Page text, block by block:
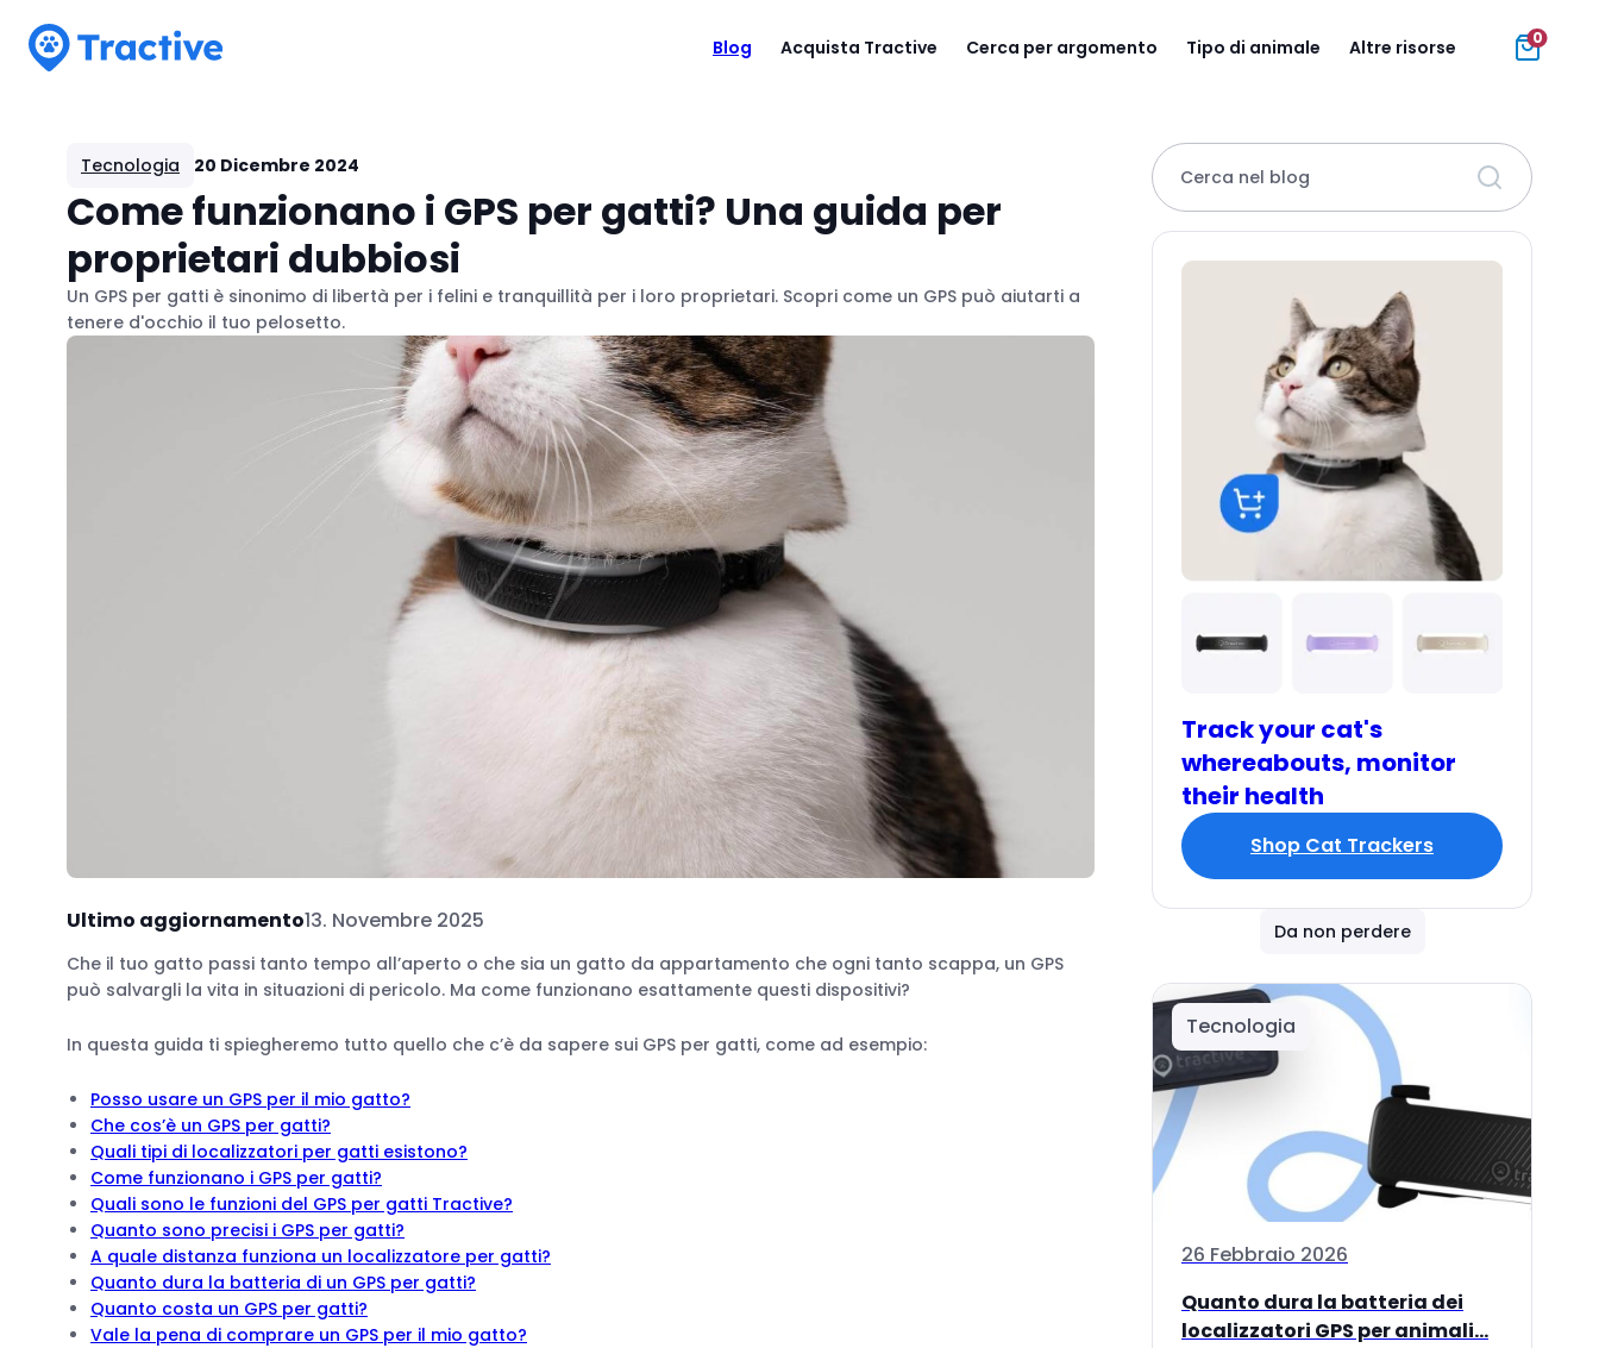
Blog Acquista Tractive Cerca per argomento Tipo di animale Altre risorse 0
Tecnologia 20 Dicembre 2024
Come funzionano i GPS per gatti? Una guida per
proprietari dubbiosi
Un GPS per gatti è sinonimo di libertà per i felini e tranquillità per i loro proprietari. Scopri come un GPS può aiutarti a
tenere d'occhio il tuo pelosetto.
Ultimo aggiornamento13. Novembre 2025
Che il tuo gatto passi tanto tempo all’aperto o che sia un gatto da appartamento che ogni tanto scappa, un GPS
può salvargli la vita in situazioni di pericolo. Ma come funzionano esattamente questi dispositivi?
In questa guida ti spiegheremo tutto quello che c’è da sapere sui GPS per gatti, come ad esempio:
Posso usare un GPS per il mio gatto?
Che cos’è un GPS per gatti?
Quali tipi di localizzatori per gatti esistono?
Come funzionano i GPS per gatti?
Quali sono le funzioni del GPS per gatti Tractive?
Quanto sono precisi i GPS per gatti?
A quale distanza funziona un localizzatore per gatti?
Quanto dura la batteria di un GPS per gatti?
Quanto costa un GPS per gatti?
Vale la pena di comprare un GPS per il mio gatto?
Cerca nel blog
Track your cat's
whereabouts, monitor
their health
Shop Cat Trackers
Da non perdere
Tecnologia
26 Febbraio 2026
Quanto dura la batteria dei
localizzatori GPS per animali...